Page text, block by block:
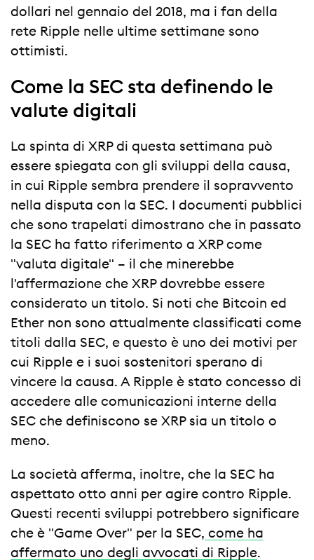
dollari nel gennaio del 2018, ma i fan della
rete Ripple nelle ultime settimane sono
ottimisti.
Come la SEC sta definendo le
valute digitali
La spinta di XRP di questa settimana può
essere spiegata con gli sviluppi della causa,
in cui Ripple sembra prendere il sopravvento
nella disputa con la SEC. I documenti pubblici
che sono trapelati dimostrano che in passato
la SEC ha fatto riferimento a XRP come
"valuta digitale" – il che minerebbe
l'affermazione che XRP dovrebbe essere
considerato un titolo. Si noti che Bitcoin ed
Ether non sono attualmente classificati come
titoli dalla SEC, e questo è uno dei motivi per
cui Ripple e i suoi sostenitori sperano di
vincere la causa. A Ripple è stato concesso di
accedere alle comunicazioni interne della
SEC che definiscono se XRP sia un titolo o
meno.
La società afferma, inoltre, che la SEC ha
aspettato otto anni per agire contro Ripple.
Questi recenti sviluppi potrebbero significare
che è "Game Over" per la SEC, come ha
affermato uno degli avvocati di Ripple.